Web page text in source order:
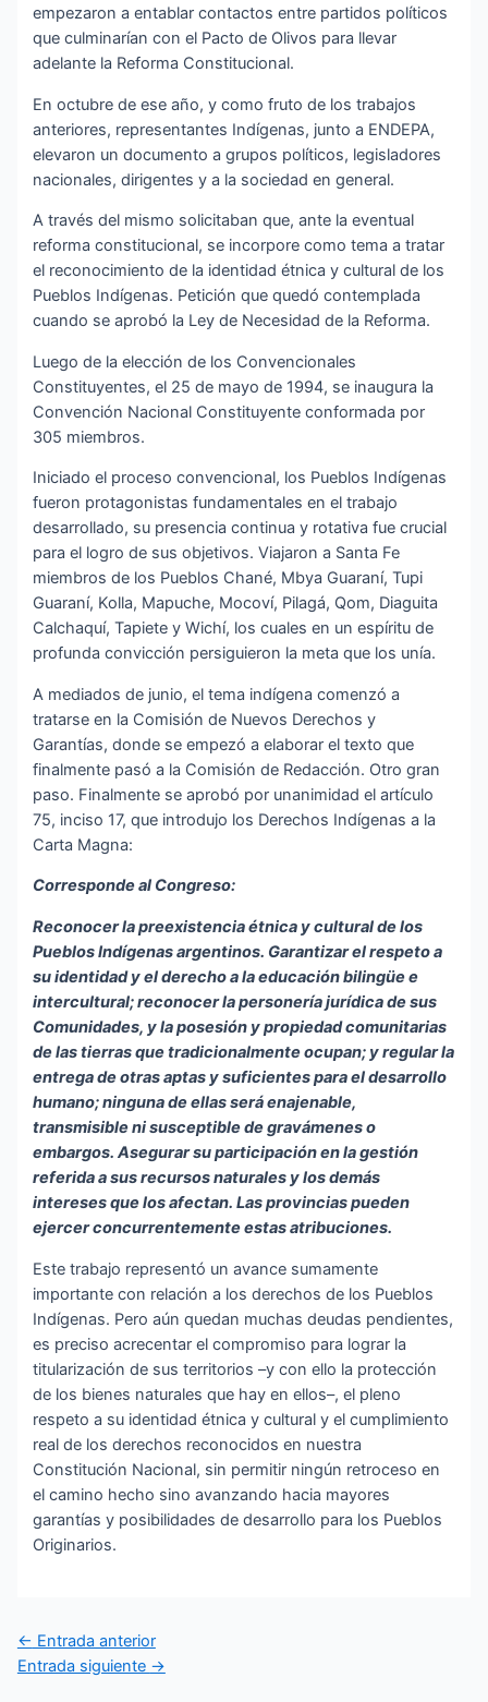
empezaron a entablar contactos entre partidos políticos
que culminarían con el Pacto de Olivos para llevar
adelante la Reforma Constitucional.
En octubre de ese año, y como fruto de los trabajos
anteriores, representantes Indígenas, junto a ENDEPA,
elevaron un documento a grupos políticos, legisladores
nacionales, dirigentes y a la sociedad en general.
A través del mismo solicitaban que, ante la eventual
reforma constitucional, se incorpore como tema a tratar
el reconocimiento de la identidad étnica y cultural de los
Pueblos Indígenas. Petición que quedó contemplada
cuando se aprobó la Ley de Necesidad de la Reforma.
Luego de la elección de los Convencionales
Constituyentes, el 25 de mayo de 1994, se inaugura la
Convención Nacional Constituyente conformada por
305 miembros.
Iniciado el proceso convencional, los Pueblos Indígenas
fueron protagonistas fundamentales en el trabajo
desarrollado, su presencia continua y rotativa fue crucial
para el logro de sus objetivos. Viajaron a Santa Fe
miembros de los Pueblos Chané, Mbya Guaraní, Tupi
Guaraní, Kolla, Mapuche, Mocoví, Pilagá, Qom, Diaguita
Calchaquí, Tapiete y Wichí, los cuales en un espíritu de
profunda convicción persiguieron la meta que los unía.
A mediados de junio, el tema indígena comenzó a
tratarse en la Comisión de Nuevos Derechos y
Garantías, donde se empezó a elaborar el texto que
finalmente pasó a la Comisión de Redacción. Otro gran
paso. Finalmente se aprobó por unanimidad el artículo
75, inciso 17, que introdujo los Derechos Indígenas a la
Carta Magna:
Corresponde al Congreso:
Reconocer la preexistencia étnica y cultural de los
Pueblos Indígenas argentinos. Garantizar el respeto a
su identidad y el derecho a la educación bilingüe e
intercultural; reconocer la personería jurídica de sus
Comunidades, y la posesión y propiedad comunitarias
de las tierras que tradicionalmente ocupan; y regular la
entrega de otras aptas y suficientes para el desarrollo
humano; ninguna de ellas será enajenable,
transmisible ni susceptible de gravámenes o
embargos. Asegurar su participación en la gestión
referida a sus recursos naturales y los demás
intereses que los afectan. Las provincias pueden
ejercer concurrentemente estas atribuciones.
Este trabajo representó un avance sumamente
importante con relación a los derechos de los Pueblos
Indígenas. Pero aún quedan muchas deudas pendientes,
es preciso acrecentar el compromiso para lograr la
titularización de sus territorios –y con ello la protección
de los bienes naturales que hay en ellos–, el pleno
respeto a su identidad étnica y cultural y el cumplimiento
real de los derechos reconocidos en nuestra
Constitución Nacional, sin permitir ningún retroceso en
el camino hecho sino avanzando hacia mayores
garantías y posibilidades de desarrollo para los Pueblos
Originarios.
← Entrada anterior
Entrada siguiente →